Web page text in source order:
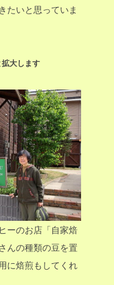
たいと思っていま
大します
ーのお店「自家焙
んの種類の豆を置
に焙煎もしてくれ